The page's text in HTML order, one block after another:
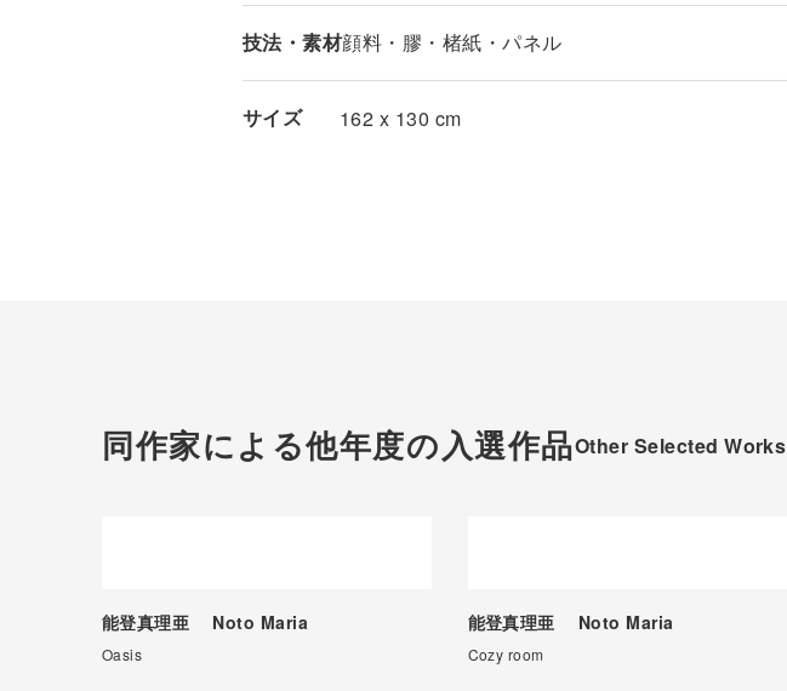
技法・素材顔料・膠・楮紙・パネル
サイズ 162 x 130 cm
同作家による他年度の入選作品Other Selected Works
能登真理亜 Noto Maria
Oasis
能登真理亜 Noto Maria
Cozy room